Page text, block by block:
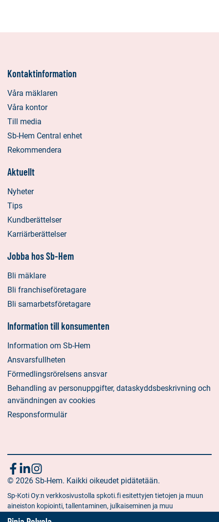
Kontaktinformation
Våra mäklaren
Våra kontor
Till media
Sb-Hem Central enhet
Rekommendera
Aktuellt
Nyheter
Tips
Kundberättelser
Karriärberättelser
Jobba hos Sb-Hem
Bli mäklare
Bli franchiseföretagare
Bli samarbetsföretagare
Information till konsumenten
Information om Sb-Hem
Ansvarsfullheten
Förmedlingsrörelsens ansvar
Behandling av personuppgifter, dataskyddsbeskrivning och
användningen av cookies
Responsformulär
Följ
oss
Sociala
media:
facebook
Sociala
media:
linkedin
Sociala
media:
instagram
© 2026 Sb-Hem. Kaikki oikeudet pidätetään.
Sp-Koti Oy:n verkkosivustolla spkoti.fi esitettyjen tietojen ja muun
aineiston kopiointi, tallentaminen, julkaiseminen ja muu